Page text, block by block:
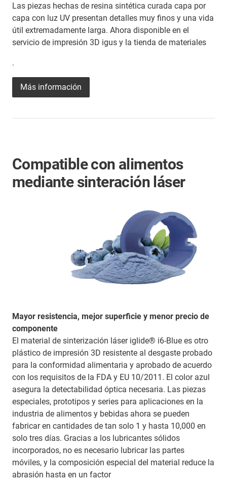
Las piezas hechas de resina sintética curada capa por
capa con luz UV presentan detalles muy finos y una vida
útil extremadamente larga. Ahora disponible en el
servicio de impresión 3D igus y la tienda de materiales
.
Más información
Compatible con alimentos
mediante sinteración láser
Mayor resistencia, mejor superficie y menor precio de
componente
El material de sinterización láser iglide® i6-Blue es otro
plástico de impresión 3D resistente al desgaste probado
para la conformidad alimentaria y aprobado de acuerdo
con los requisitos de la FDA y EU 10/2011. El color azul
asegura la detectabilidad óptica necesaria. Las piezas
especiales, prototipos y series para aplicaciones en la
industria de alimentos y bebidas ahora se pueden
fabricar en cantidades de tan solo 1 y hasta 10,000 en
solo tres días. Gracias a los lubricantes sólidos
incorporados, no es necesario lubricar las partes
móviles, y la composición especial del material reduce la
abrasión hasta en un factor